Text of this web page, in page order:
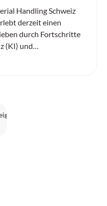
Handling Schweiz
derzeit einen
durch Fortschritte
(KI) und
Handling Schweiz
nicht nur die Effizienz